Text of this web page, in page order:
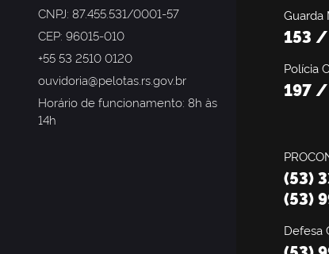
CNPJ: 87.455.531/0001-57
CEP: 96015-010
+55 53 2510 0120
ouvidoria@pelotas.rs.gov.br
Horário de funcionamento: 8h às
14h
Guarda
153 /
Polícia
197 /
(53)
(53)
Defesa